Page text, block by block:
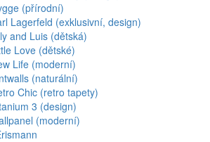
(přírodní)
Lagerfeld (exklusivní, design)
and Luis (dětská)
Love (dětské)
Life (moderní)
(naturální)
Chic (retro tapety)
3 (design)
(moderní)